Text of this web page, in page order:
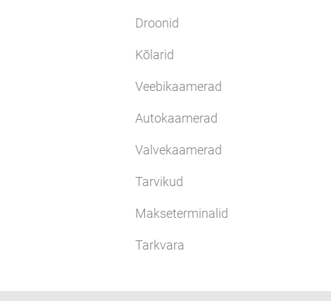
Droonid
Kõlarid
Veebikaamerad
Autokaamerad
Valvekaamerad
Tarvikud
Makseterminalid
Tarkvara